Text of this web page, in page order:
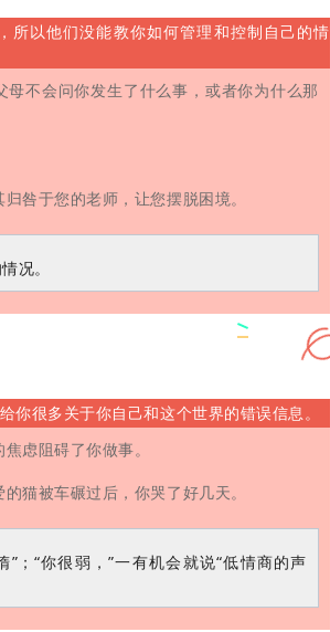
所以他们没能教你如何管理和控制自己的情
不会问你发生了什么事，或者你为什么那
咎于您的老师，让您摆脱困境。
况。
你很多关于你自己和这个世界的错误信息。
虑阻碍了你做事。
猫被车碾过后，你哭了好几天。
；“你很弱，”一有机会就说“低情商的声